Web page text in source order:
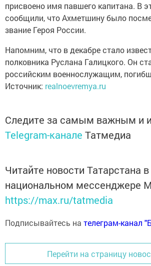
присвоено имя павшего капитана. В
сообщили, что Ахметшину было
звание Героя России.
Напомним, что в декабре стало
полковника Руслана Галицкого. Он
российским военнослужащим,
Источник: realnoevremya.ru
Следите за самым важным и
Telegram-канале Татмедиа
Читайте новости Татарстана в
национальном мессенджере
https://max.ru/tatmedia
Подписывайтесь на телеграм-канал
Перейти на страницу